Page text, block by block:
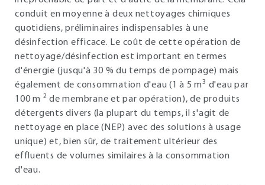
conduit en moyenne à deux nettoyages chimiques
quotidiens, préliminaires indispensables à une
désinfection efficace. Le coût de cette opération de
nettoyage/désinfection est important en termes
d'énergie (jusqu'à 30 % du temps de pompage) mais
également de consommation d'eau (1 à 5 m3 d'eau par
100 m 2 de membrane et par opération), de produits
détergents divers (la plupart du temps, il s'agit de
nettoyage en place (NEP) avec des solutions à usage
unique) et, bien sûr, de traitement ultérieur des
effluents de volumes similaires à la consommation
d'eau.